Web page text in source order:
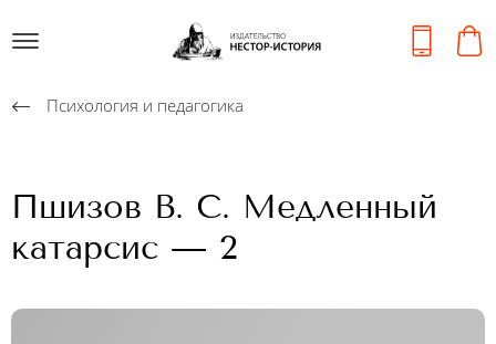
Психология и педагогика
Пшизов В. С. Медленный
катарсис — 2